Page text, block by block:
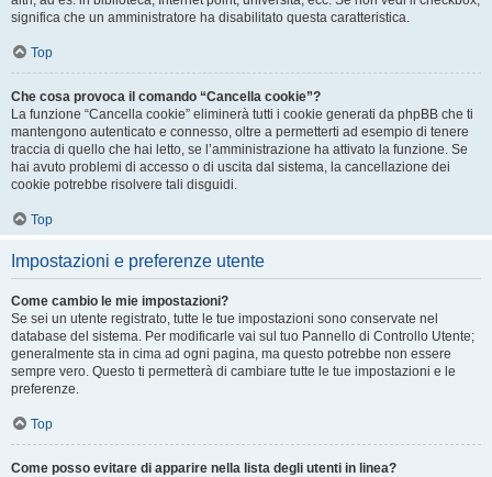
significa che un amministratore ha disabilitato questa caratteristica.
Top
Che cosa provoca il comando “Cancella cookie”?
La funzione “Cancella cookie” eliminerà tutti i cookie generati da phpBB che ti
mantengono autenticato e connesso, oltre a permetterti ad esempio di tenere
traccia di quello che hai letto, se l’amministrazione ha attivato la funzione. Se
hai avuto problemi di accesso o di uscita dal sistema, la cancellazione dei
cookie potrebbe risolvere tali disguidi.
Top
Impostazioni e preferenze utente
Come cambio le mie impostazioni?
Se sei un utente registrato, tutte le tue impostazioni sono conservate nel
database del sistema. Per modificarle vai sul tuo Pannello di Controllo Utente;
generalmente sta in cima ad ogni pagina, ma questo potrebbe non essere
sempre vero. Questo ti permetterà di cambiare tutte le tue impostazioni e le
preferenze.
Top
Come posso evitare di apparire nella lista degli utenti in linea?